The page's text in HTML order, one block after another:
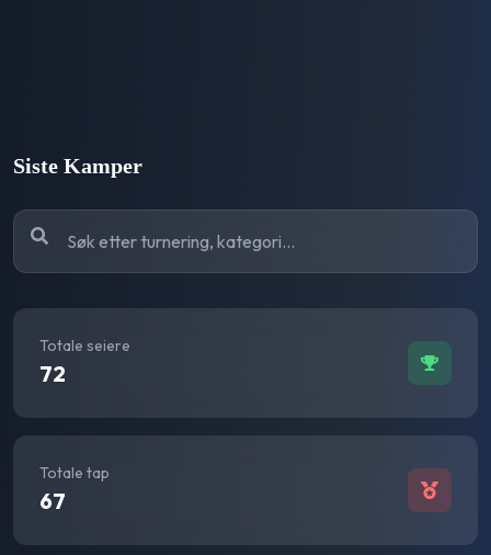
Siste Kamper
Totale seiere
72
Totale tap
67